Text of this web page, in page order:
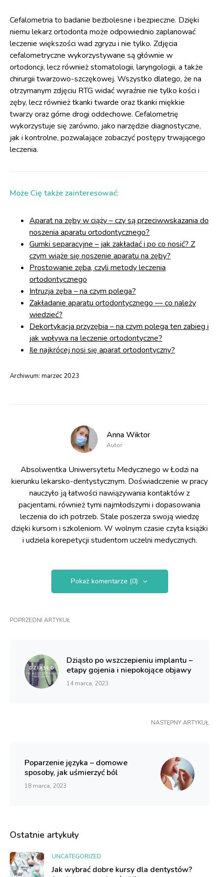
Cefalometria to badanie bezbolesne i bezpieczne. Dzięki
niemu lekarz ortodonta może odpowiednio zaplanować
leczenie większości wad zgryzu i nie tylko. Zdjęcia
cefalometryczne wykorzystywane są głównie w
ortodoncji, lecz również stomatologii, laryngologii, a także
chirurgii twarzowo-szczękowej. Wszystko dlatego, że na
otrzymanym zdjęciu RTG widać wyraźnie nie tylko kości i
zęby, lecz również tkanki twarde oraz tkanki miękkie
twarzy oraz górne drogi oddechowe. Cefalometrię
wykorzystuje się zarówno, jako narzędzie diagnostyczne,
jak i kontrolne, pozwalające zobaczyć postępy trwającego
leczenia.
Może Cię także zainteresować:
Aparat na zęby w ciąży – czy są przeciwwskazania do
noszenia aparatu ortodontycznego?
Gumki separacyjne – jak zakładać i po co nosić? Z
czym wiąże się noszenie aparatu na zęby?
Prostowanie zęba, czyli metody leczenia
ortodontycznego
Intruzja zęba – na czym polega?
Zakładanie aparatu ortodontycznego — co należy
wiedzieć?
Dekortykacja przyzębia – na czym polega ten zabieg i
jak wpływa na leczenie ortodontyczne?
Ile najkrócej nosi się aparat ortodontyczny?
Archiwum: marzec 2023
Anna Wiktor
Autor
Absolwentka Uniwersytetu Medycznego w Łodzi na
kierunku lekarsko-dentystycznym. Doświadczenie w pracy
nauczyło ją łatwości nawiązywania kontaktów z
pacjentami, również tymi najmłodszymi i dopasowania
leczenia do ich potrzeb. Stale poszerza swoją wiedzę
dzięki kursom i szkoleniom. W wolnym czasie czyta książki
i udziela korepetycji studentom uczelni medycznych.
Pokaż komentarze (0)
POPRZEDNI ARTYKUŁ
Dziąsło po wszczepieniu implantu –
etapy gojenia i niepokojące objawy
14 marca, 2023
NASTĘPNY ARTYKUŁ
Poparzenie języka – domowe
sposoby, jak uśmierzyć ból
18 marca, 2023
Ostatnie artykuły
UNCATEGORIZED
Jak wybrać dobre kursy dla dentystów?